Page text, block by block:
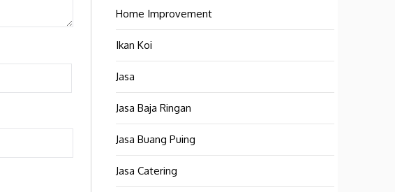
Home Improvement
Ikan Koi
Jasa
Jasa Baja Ringan
Jasa Buang Puing
Jasa Catering